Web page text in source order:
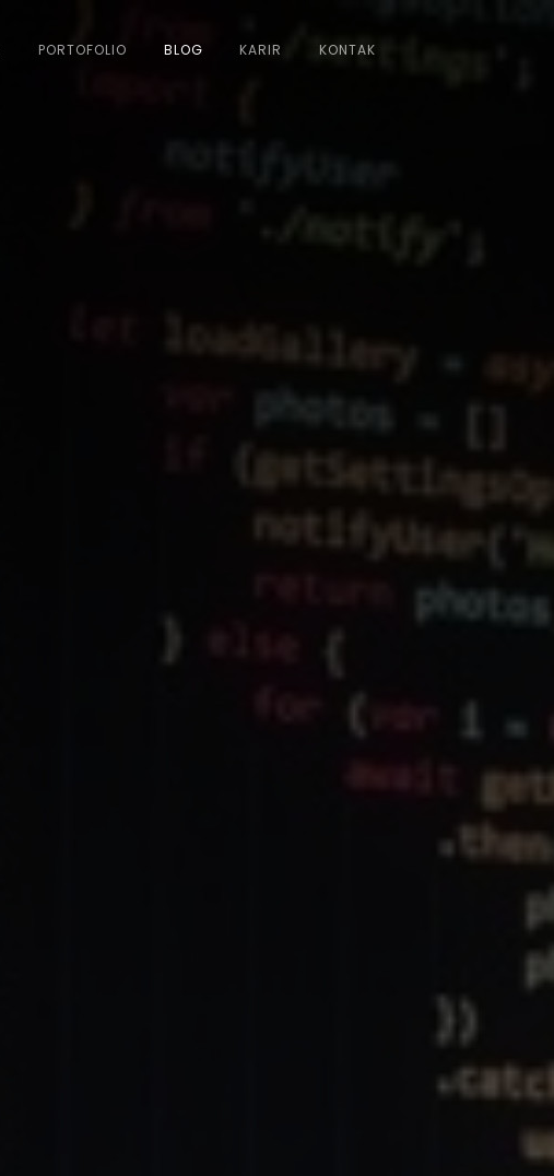
PORTOFOLIO BLOG KARIR KONTAK